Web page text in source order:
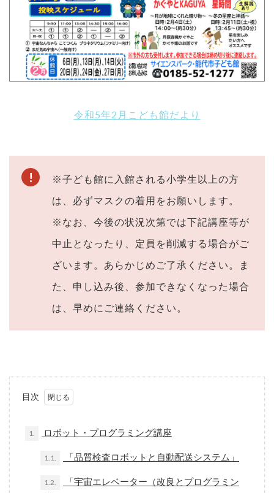
令和5年2月こども館だより
※子ども館に入館される小学生以上の方
は、必ずマスクの着用をお願いします。
※なお、今後の状況次第では下記講座等が
中止となったり、定員を削減する場合がご
ざいます。あらかじめご了承ください。ま
た、申し込み後、参加できなくなった場合
は、早めにご連絡ください。
目次
1. ロボット・プログラミング講座
1.1. 「品質検査ロボットと自動配送システム」
1.2.
「宇宙エレベーター（改良とプログラミン